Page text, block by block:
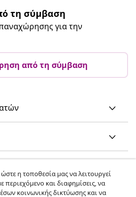
τη σύμβαση
για την
από τη σύμβαση
η τοποθεσία μας να λειτουργεί
περιεχόμενο και διαφημίσεις, να
κοινωνικής δικτύωσης και να